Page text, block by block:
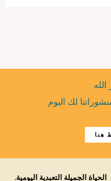
الله
لك اليوم
هنا
الحياة الجميلة التعبدية اليومية.